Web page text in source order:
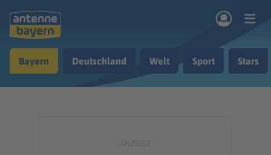
Musik & Radio
Bayern Deutschland Welt Sport Stars